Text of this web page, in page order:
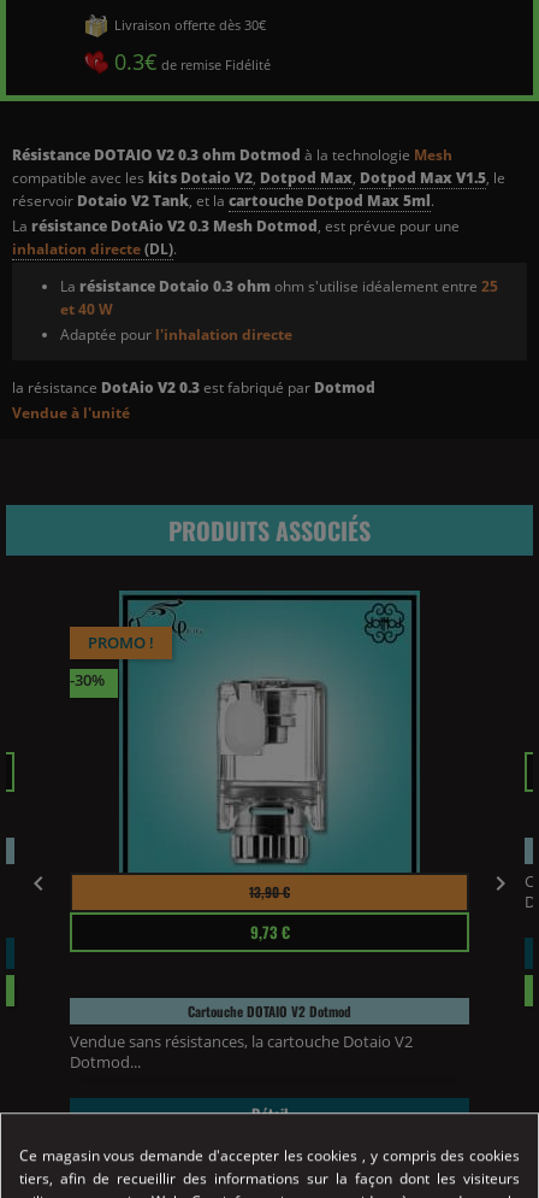
Résistance DOTAIO V2 0.3 ohm Dotmod à la technologie Mesh
compatible avec les kits Dotaio V2, Dotpod Max, Dotpod Max V1.5, le
réservoir Dotaio V2 Tank, et la cartouche Dotpod Max 5ml.
La résistance DotAio V2 0.3 Mesh Dotmod, est prévue pour une
inhalation directe(DL).
La résistance Dotaio 0.3 ohmohm s'utilise idéalement entre 25
et 40 W
Adaptée pour l'inhalation directe
la résistance DotAio V2 0.3est fabriqué par Dotmod
Vendue à l'unité
Livraison offerte dès 30€
0.3€ de remise Fidélité
PRODUITS ASSOCIÉS

Prix
habituel
13,90 €
Prix
9,73 €
Cartouche DOTAIO V2 Dotmod
Vendue sans résistances, la cartouche Dotaio V2
Dotmod...
PROMO !
-30%
Détail
Achat Rapide

Ce magasin vous demande d'accepter les cookies , y compris des cookies
tiers, afin de recueillir des informations sur la façon dont les visiteurs